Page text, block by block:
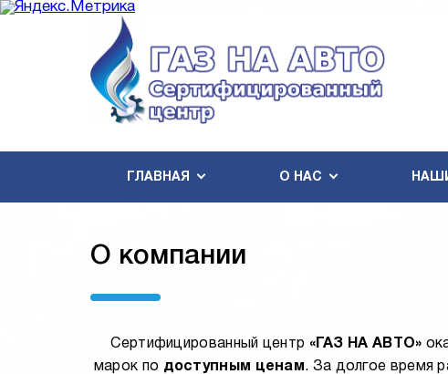
ГЛАВНАЯ О НАС
О компании
Сертифицированный центр «ГАЗ НА АВТО»
марок по доступным ценам . За долгое время